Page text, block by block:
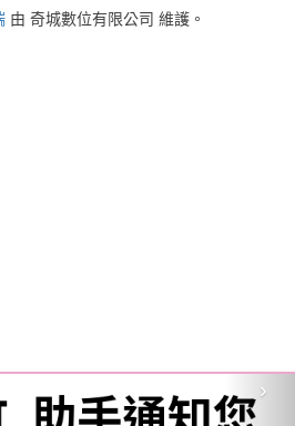
›
由 奇城數位有限公司 維護。